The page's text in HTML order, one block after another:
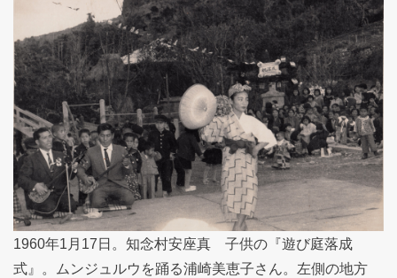
1960年1月17日。知念村安座真 子供の『遊び庭落成
式』。ムンジュルウを踊る浦崎美恵子さん。左側の地方